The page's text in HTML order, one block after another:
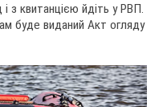
з квитанцією йдіть у РВП.
буде виданий Акт огляду